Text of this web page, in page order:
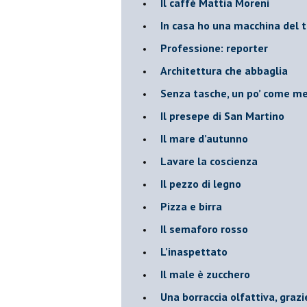
​In casa ho una macchina del
Professione: reporter
Architettura che abbaglia
​Senza tasche, un po’ come me
​Il presepe di San Martino
​Il mare d’autunno
​Lavare la coscienza
​Il pezzo di legno
​Pizza e birra
​Il semaforo rosso
​L’inaspettato
​Il male è zucchero
​Una borraccia olfattiva,